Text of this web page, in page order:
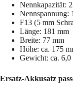
Nennkapazität:
Nennspannung:
F13 (5 mm
Länge: 181 mm
Breite: 77 mm
Höhe: ca. 175
Gewicht: ca. 6,0
Ersatz-Akkusatz